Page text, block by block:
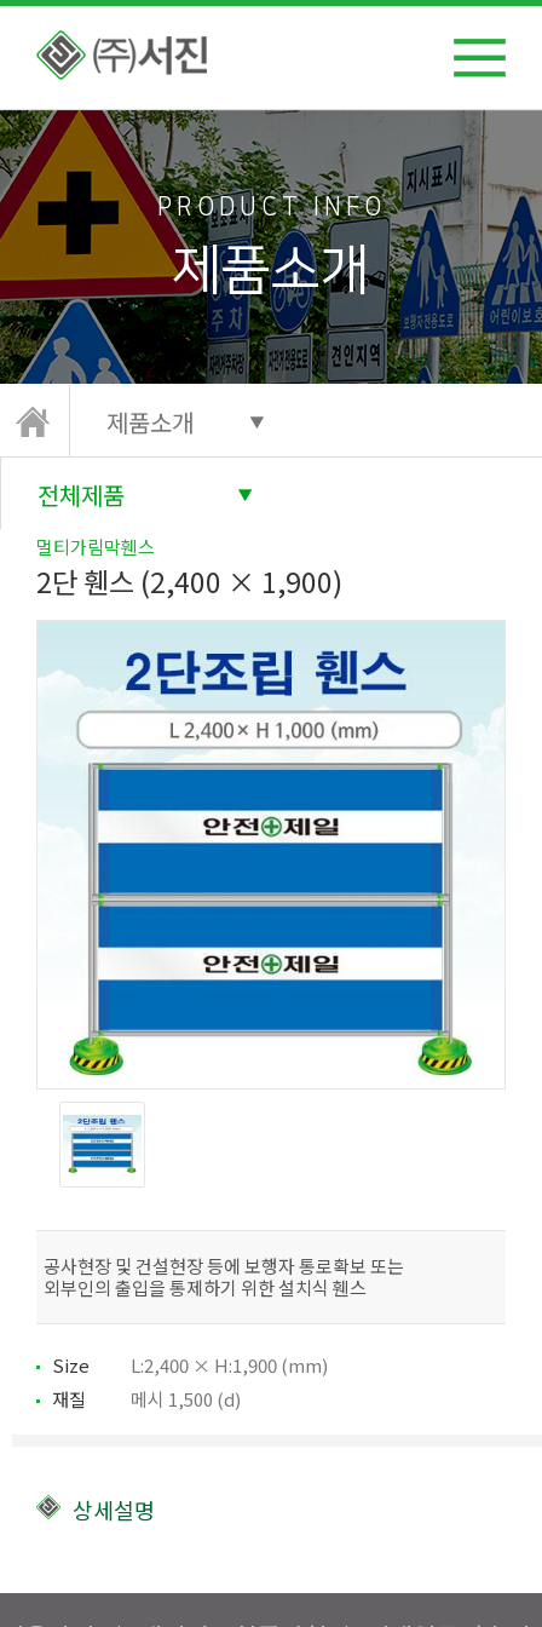
PRODUCT INFO
제품소개
제품소개
전체제품
멀티가림막휀스
2단 휀스 (2,400 × 1,900)
공사현장 및 건설현장 등에 보행자 통로확보 또는
외부인의 출입을 통제하기 위한 설치식 휀스
Size
L:2,400 × H:1,900 (mm)
재질
메시 1,500 (d)
상세설명